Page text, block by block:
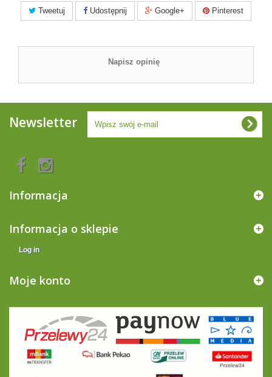
Tweetuj Udostępnij Google+ Pinterest
Napisz opinię
Newsletter
Informacja
Informacja o sklepie
Log in
Moje konto